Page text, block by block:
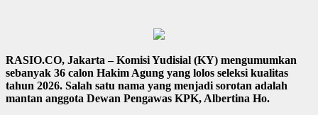
RASIO.CO, Jakarta – Komisi Yudisial (KY) mengumumkan
sebanyak 36 calon Hakim Agung yang lolos seleksi kualitas
tahun 2026. Salah satu nama yang menjadi sorotan adalah
mantan anggota Dewan Pengawas KPK, Albertina Ho.